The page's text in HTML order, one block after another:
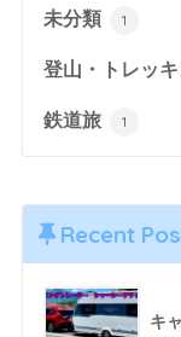
未分類 1
登山・トレッ
鉄道旅 1
Recent
キ